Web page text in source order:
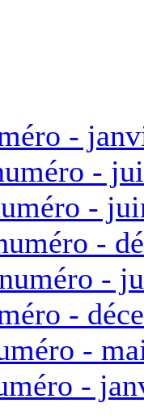
-
-
-
-
-
-
-
-